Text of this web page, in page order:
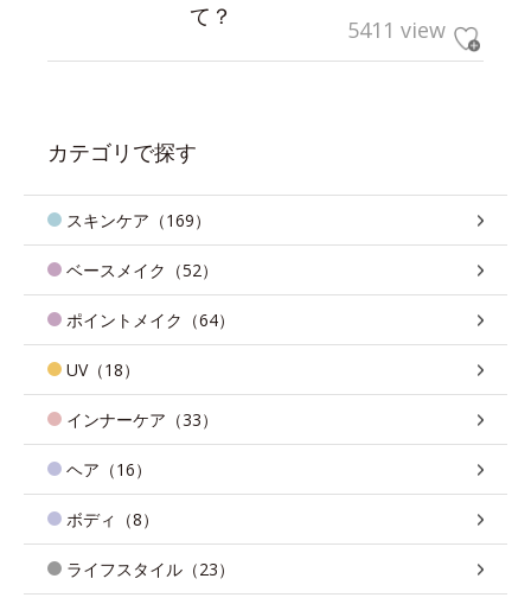
て？
5411 view
カテゴリで探す
スキンケア（169）
ベースメイク（52）
ポイントメイク（64）
UV（18）
インナーケア（33）
ヘア（16）
ボディ（8）
ライフスタイル（23）